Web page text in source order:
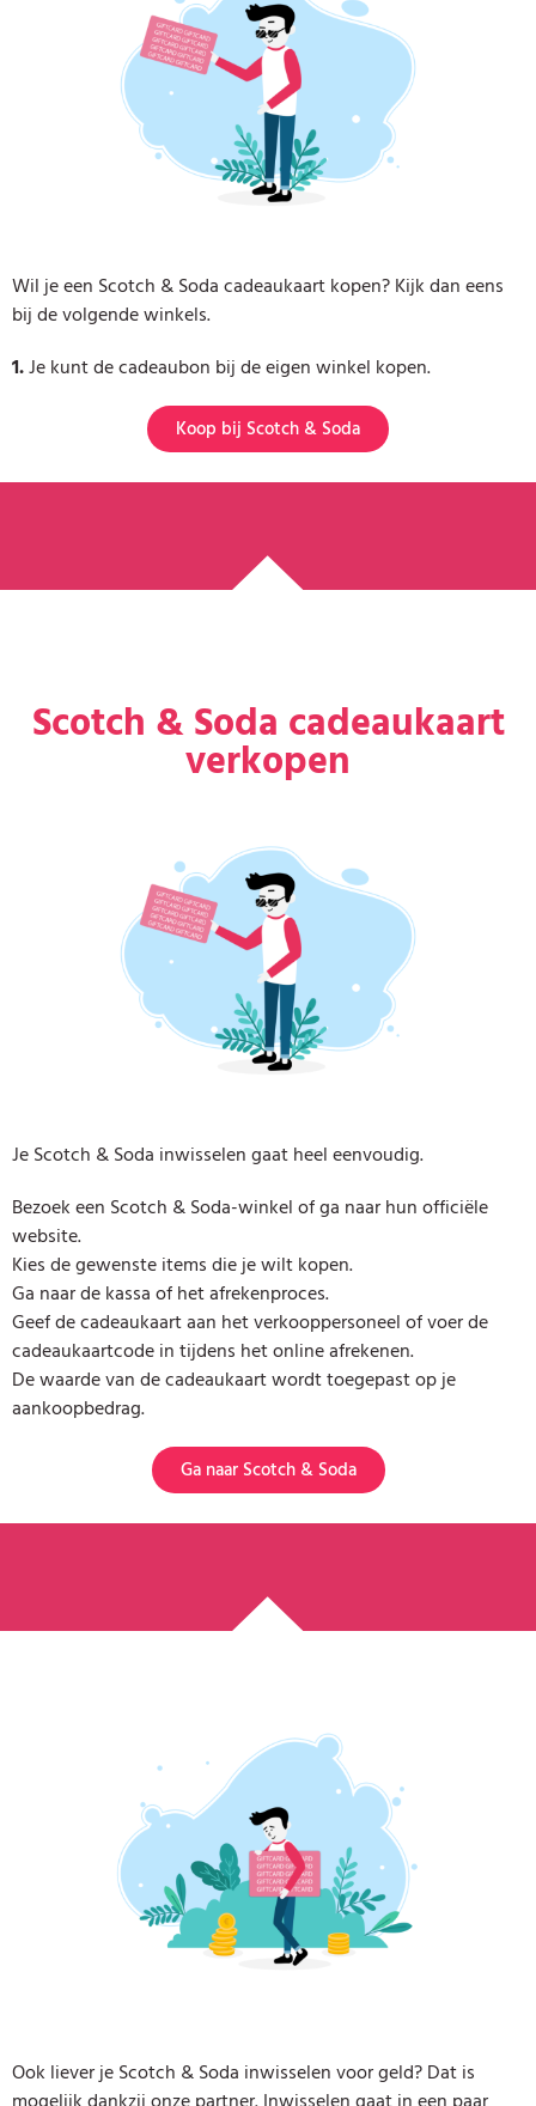
Wil je een Scotch & Soda cadeaukaart kopen? Kijk dan eens
bij de volgende winkels.
1.Je kunt de cadeaubon bij de eigen winkel kopen.
Koop bij Scotch & Soda
Scotch & Soda cadeaukaart
verkopen
Je Scotch & Soda inwisselen gaat heel eenvoudig.
Bezoek een Scotch & Soda-winkel of ga naar hun officiële
website.
Kies de gewenste items die je wilt kopen.
Ga naar de kassa of het afrekenproces.
Geef de cadeaukaart aan het verkooppersoneel of voer de
cadeaukaartcode in tijdens het online afrekenen.
De waarde van de cadeaukaart wordt toegepast op je
aankoopbedrag.
Ga naar Scotch & Soda
Ook liever je Scotch & Soda inwisselen voor geld? Dat is